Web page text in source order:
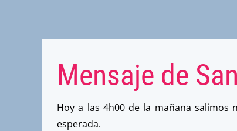
Mensaje de
Hoy a las 4h00 de la mañana
esperada.